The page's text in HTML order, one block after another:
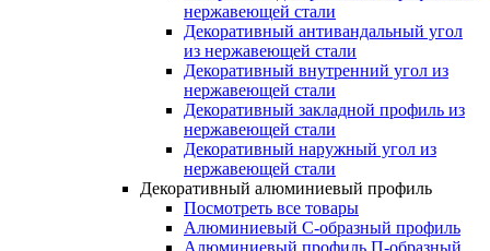
нержавеющей стали
Декоративный антивандальный угол
из нержавеющей стали
Декоративный внутренний угол из
нержавеющей стали
Декоративный закладной профиль из
нержавеющей стали
Декоративный наружный угол из
нержавеющей стали
Декоративный алюминиевый профиль
Посмотреть все товары
Алюминиевый С-образный профиль
Алюминиевый профиль П-образный